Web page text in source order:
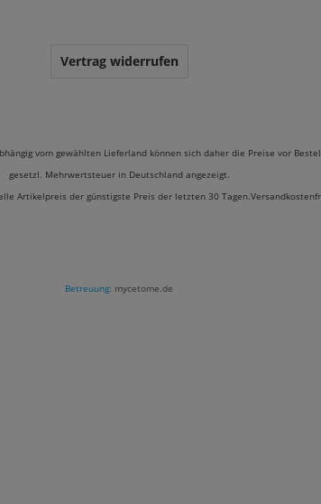
Vertrag widerrufen
vom gewählten Lieferland können sich daher die Preise vor
gesetzl. Mehrwertsteuer in Deutschland angezeigt.
Artikelpreis der günstigste Preis der letzten 30
Betreuung: mycetome.de